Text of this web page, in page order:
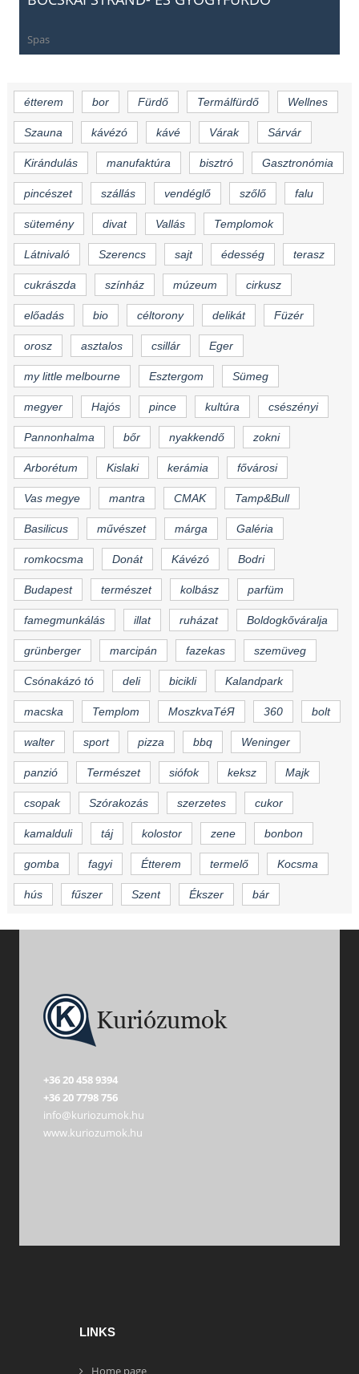
Spas
étterem bor Fürdő Termálfürdő Wellnes
Szauna kávézó kávé Várak Sárvár
Kirándulás manufaktúra bisztró Gasztronómia
pincészet szállás vendéglő szőlő falu
sütemény divat Vallás Templomok
Látnivaló Szerencs sajt édesség terasz
cukrászda színház múzeum cirkusz
előadás bio céltorony delikát Füzér
orosz asztalos csillár Eger
my little melbourne Esztergom Sümeg
megyer Hajós pince kultúra csészényi
Pannonhalma bőr nyakkendő zokni
Arborétum Kislaki kerámia fővárosi
Vas megye mantra CMAK Tamp&Bull
Basilicus művészet márga Galéria
romkocsma Donát Kávézó Bodri
Budapest természet kolbász parfüm
famegmunkálás illat ruházat Boldogkőváralja
grünberger marcipán fazekas szemüveg
Csónakázó tó deli bicikli Kalandpark
macska Templom MoszkvaTéЯ 360 bolt
walter sport pizza bbq Weninger
panzió Természet siófok keksz Majk
csopak Szórakozás szerzetes cukor
kamalduli táj kolostor zene bonbon
gomba fagyi Étterem termelő Kocsma
hús fűszer Szent Ékszer bár
+36 20 458 9394
+36 20 7798 756
info@kuriozumok.hu
www.kuriozumok.hu
LINKS
Home page